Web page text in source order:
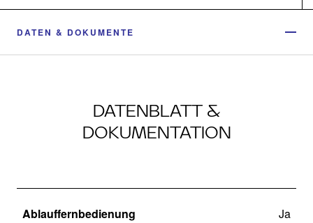
DATEN & DOKUMENTE
DATENBLATT &
DOKUMENTATION
Ablauffernbedienung Ja